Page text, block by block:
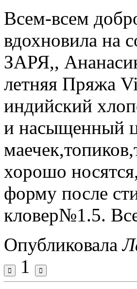
Всем-всем
вдохновила на
ЗАРЯ,,
летняя Пряжа
индийский
и насыщенный
хорошо
форму после
кловер№1.5.
Опубликовала
1